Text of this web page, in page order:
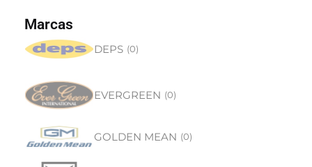
Marcas
DEPS (0)
EVERGREEN (0)
GOLDEN MEAN (0)